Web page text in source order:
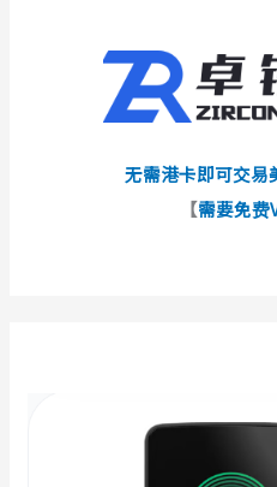
无需港卡即可交易
【需要免费